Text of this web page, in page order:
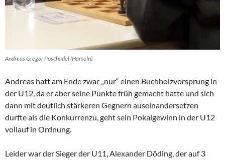
Andreas Gregor Poschadel (Hameln)
Andreas hatt am Ende zwar „nur“ einen Buchholzvorsprung in
der U12, da er aber seine Punkte früh gemacht hatte und sich
dann mit deutlich stärkeren Gegnern auseinandersetzen
durfte als die Konkurrenzu, geht sein Pokalgewinn in der U12
vollauf in Ordnung.
Leider war der Sieger der U11, Alexander Döding, der auf 3